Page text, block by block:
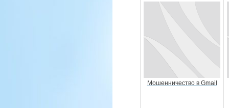
Мошенничество в Gmail